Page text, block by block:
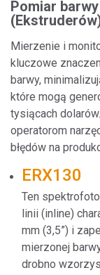
Pomiar
Mierzenie i
kluczowe
barwy,
które mogą
tysiącach
operatorom
błędów na
ERX130
Ten
linii (inline)
mm (3,5”) i
mierzonej
drobno